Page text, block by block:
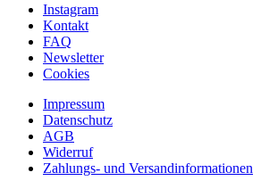
Instagram
Kontakt
FAQ
Newsletter
Cookies
Impressum
Datenschutz
AGB
Widerruf
Zahlungs- und Versandinformationen